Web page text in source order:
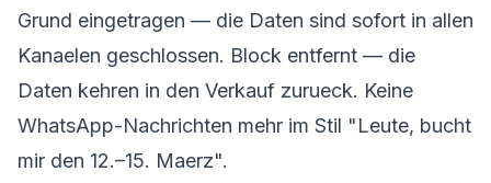
Grund eingetragen — die Daten sind sofort in allen
Kanaelen geschlossen. Block entfernt — die
Daten kehren in den Verkauf zurueck. Keine
WhatsApp-Nachrichten mehr im Stil "Leute, bucht
mir den 12.–15. Maerz".